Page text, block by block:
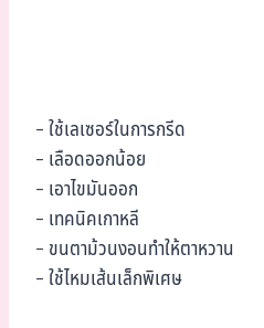
– ใช้เลเซอร์ในการกรีด
– เลือดออกน้อย
– เอาไขมันออก
– เทคนิคเกาหลี
– ขนตาม้วนงอนทำให้ตาหวาน
– ใช้ไหมเส้นเล็กพิเศษ